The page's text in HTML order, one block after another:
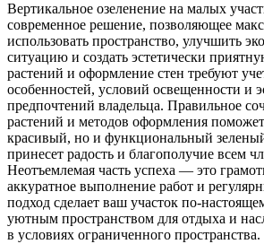
Вертикальное озеленение на малых
современное решение, позволяющее
использовать пространство, улучшить
ситуацию и создать эстетически
растений и оформление стен требуют
особенностей, условий освещенности и
предпочтений владельца. Правильное
растений и методов оформления поможет
красивый, но и функциональный
принесет радость и благополучие всем
Неотъемлемая часть успеха — это
аккуратное выполнение работ и
подход сделает ваш участок по-
уютным пространством для отдыха и
в условиях ограниченного пространства.